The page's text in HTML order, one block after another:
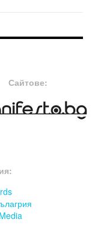
Сайтове: